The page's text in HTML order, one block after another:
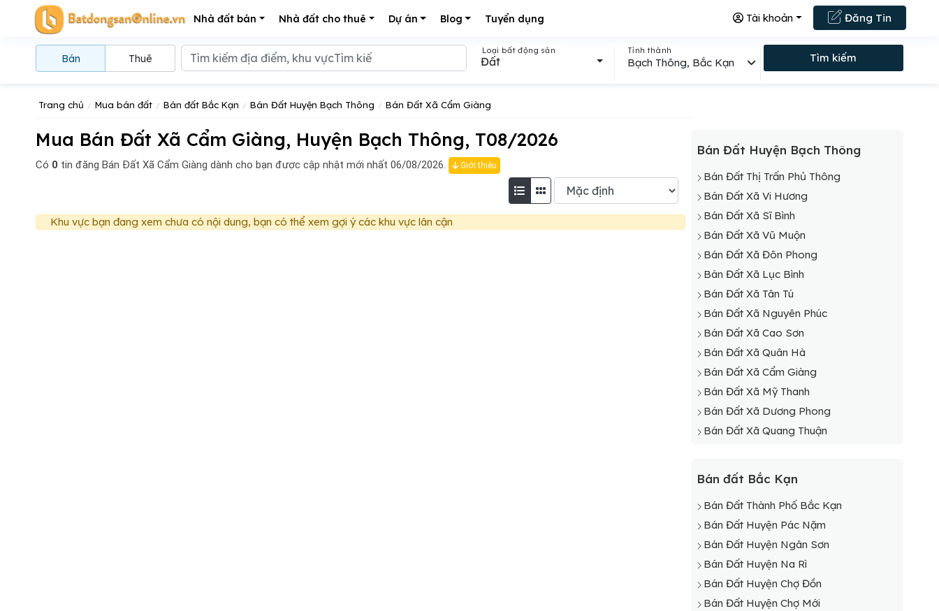
Nhà đất bán Nhà đất cho thuê Dự án Blog Tuyển dụng Đăng Tin
Tài khoản
Trang chủ Mua bán đất Bán đất Bắc Kạn Bán Đất Huyện Bạch Thông Bán Đất Xã Cẩm Giàng
Mua Bán Đất Xã Cẩm Giàng, Huyện Bạch Thông, T08/2026
Có 0 tin đăng Bán Đất Xã Cẩm Giàng dành cho bạn được cập nhật mới nhất 06/08/2026. Giới thiệu
Khu vực bạn đang xem chưa có nội dung, bạn có thể xem gợi ý các khu vực lân cận
Bán Đất Huyện Bạch Thông
Bán Đất Thị Trấn Phủ Thông
Bán Đất Xã Vi Hương
Bán Đất Xã Sĩ Bình
Bán Đất Xã Vũ Muộn
Bán Đất Xã Đôn Phong
Bán Đất Xã Lục Bình
Bán Đất Xã Tân Tú
Bán Đất Xã Nguyên Phúc
Bán Đất Xã Cao Sơn
Bán Đất Xã Quân Hà
Bán Đất Xã Cẩm Giàng
Bán Đất Xã Mỹ Thanh
Bán Đất Xã Dương Phong
Bán Đất Xã Quang Thuận
Bán đất Bắc Kạn
Bán Đất Thành Phố Bắc Kạn
Bán Đất Huyện Pác Nặm
Bán Đất Huyện Ngân Sơn
Bán Đất Huyện Na Rì
Bán Đất Huyện Chợ Đồn
Bán Đất Huyện Chợ Mới
Bán Thuê
Loại bất động sản
Đất
Tỉnh thành
Bạch Thông, Bắc Kạn Tìm kiếm